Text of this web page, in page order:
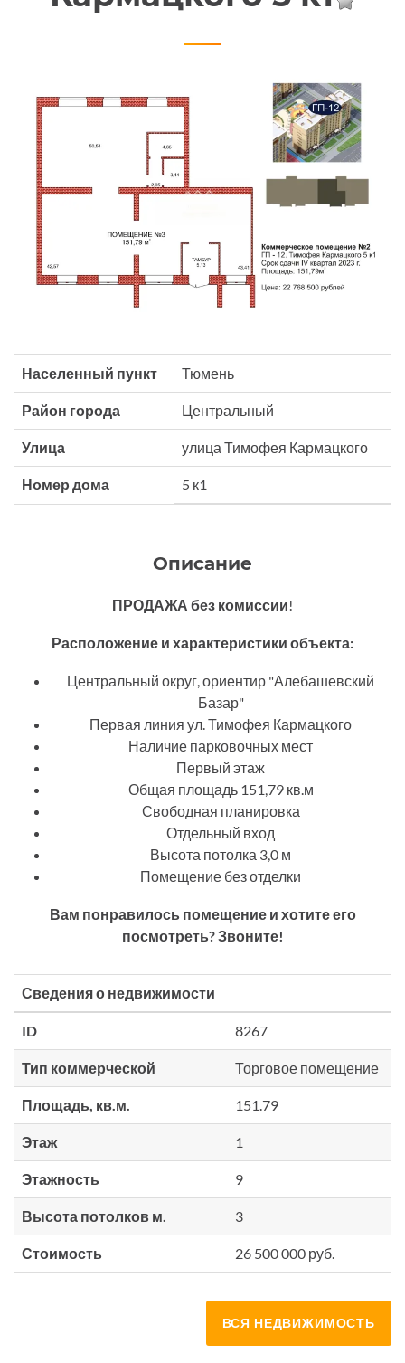
Населенный пункт Тюмень
Район города Центральный
Улица улица Тимофея Кармацкого
Номер дома 5 к1
Описание
ПРОДАЖА без комиссии!
Расположение и характеристики объекта:
Центральный округ, ориентир "Алебашевский
Базар"
Первая линия ул. Тимофея Кармацкого
Наличие парковочных мест
Первый этаж
Общая площадь 151,79 кв.м
Свободная планировка
Отдельный вход
Высота потолка 3,0 м
Помещение без отделки
Вам понравилось помещение и хотите его
посмотреть? Звоните!
Сведения о недвижимости
ID 8267
Тип коммерческой Торговое помещение
Площадь, кв.м. 151.79
Этаж 1
Этажность 9
Высота потолков м. 3
Стоимость 26 500 000 руб.
ВСЯ НЕДВИЖИМОСТЬ